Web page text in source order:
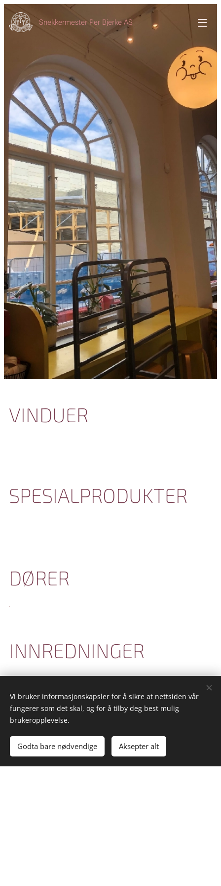
Snekkermester Per Bjerke AS
VINDUER
SPESIALPRODUKTER
DØRER
.
INNREDNINGER
.
MØBLER
Vi bruker informasjonskapsler for å sikre at nettsiden vår
fungerer som det skal, og for å tilby deg best mulig
brukeropplevelse.
Godta bare nødvendige Aksepter alt